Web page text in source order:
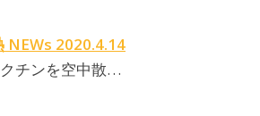
NEWs 2020.4.14
チンを空中散…